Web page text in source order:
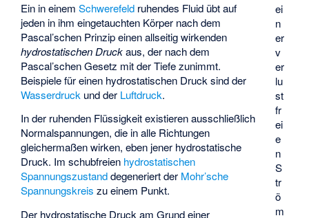
ei
n
er
v
er
lu
st
fr
ei
e
n
S
tr
ö
m
Ein in einemSchwerefeld ruhendes Fluid übt auf
jeden in ihm eingetauchten Körper nach dem
Pascal’schen Prinzip einen allseitig wirkenden
hydrostatischen Druckaus, der nach dem
Pascal’schen Gesetz mit der Tiefe zunimmt.
Beispiele für einen hydrostatischen Druck sind der
Wasserdruck und der Luftdruck.
In der ruhenden Flüssigkeit existieren ausschließlich
Normalspannungen, die in alle Richtungen
gleichermaßen wirken, eben jener hydrostatische
Druck. Im schubfreien hydrostatischen
Spannungszustanddegeneriert der Mohr’sche
Spannungskreis zu einem Punkt.
Der hydrostatische Druckam Grund einer